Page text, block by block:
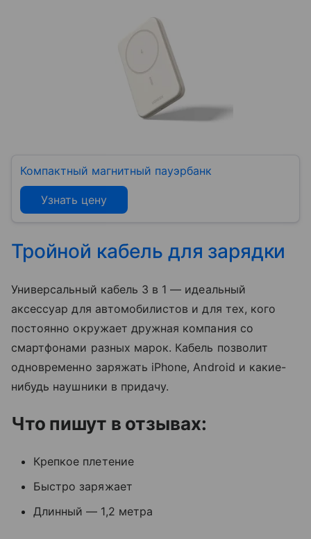
Компактный магнитный пауэрбанк
Узнать цену
Тройной кабель для зарядки
Универсальный кабель 3 в 1 — идеальный
аксессуар для автомобилистов и для тех, кого
постоянно окружает дружная компания со
смартфонами разных марок. Кабель позволит
одновременно заряжать iPhone, Android и какие-
нибудь наушники в придачу.
Что пишут в отзывах:
Крепкое плетение
Быстро заряжает
Длинный — 1,2 метра